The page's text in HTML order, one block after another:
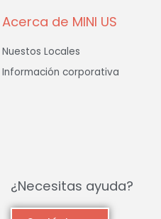
Acerca de MINI US
Nuestos Locales
Información corporativa
¿Necesitas ayuda?